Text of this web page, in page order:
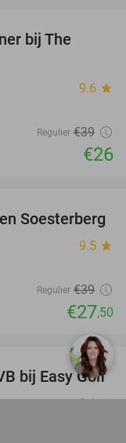
bij The
9.6 star
Regulier €39
€26
29%
Soesterberg
9.5 star
Regulier €39
€27,50
60%
favorite_border
bij Easy Golf
8.1star